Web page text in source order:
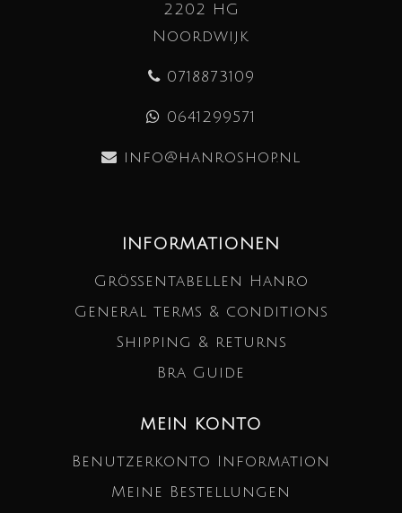
2202 HG
Noordwijk
0718873109
0641299571
info@hanroshop.nl
INFORMATIONEN
Größentabellen Hanro
General terms & conditions
Shipping & returns
Bra Guide
MEIN KONTO
Benutzerkonto Information
Meine Bestellungen